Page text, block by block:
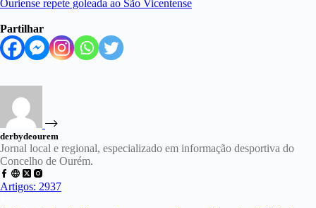
Partilhar
derbydeourem
Jornal local e regional, especializado em informação desportiva do
Concelho de Ourém.
Artigos: 2937